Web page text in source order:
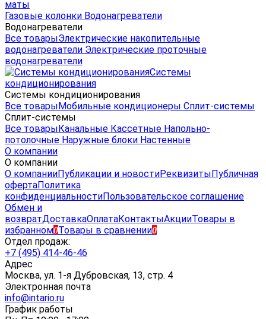
маты
Газовые колонки Водонагреватели
Водонагреватели
Все товарыЭлектрические накопительные
водонагреватели Электрические проточные
водонагреватели
Системы
кондиционирования
Системы кондиционирования
Все товарыМобильные кондиционеры Сплит-системы
Сплит-системы
Все товарыКанальные Кассетные Напольно-
потолочные Наружные блоки Настенные
О компании
О компании
О компанииПубликации и новостиРеквизитыПубличная
офертаПолитика
конфиденциальностиПользовательское соглашение
Обмен и
возвратДоставкаОплатаКонтактыАкцииТовары в
избранном0Товары в сравнении0
Отдел продаж:
+7 (495) 414-46-46
Адрес
Москва, ул. 1-я Дубровская, 13, стр. 4
Электронная почта
info@intario.ru
График работы